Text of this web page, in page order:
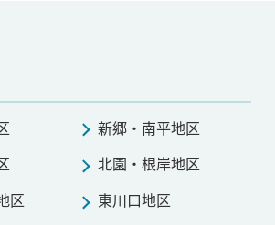
区
新郷・南平地区
北園・根岸地区
東川口地区